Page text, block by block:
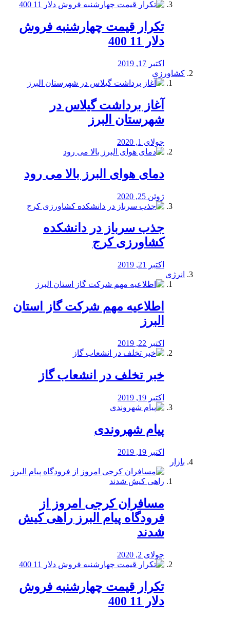
تکرار قیمت چهارشنبه فروش
دلار 11 400
اکتبر 17, 2019
کشاورزی
آغاز برداشت گیلاس در
شهرستان البرز
جولای 1, 2020
دمای هوای البرز بالا می رود
ژوئن 25, 2020
جذب سرباز در دانشکده
کشاورزی کرج
اکتبر 21, 2019
انرژی
️اطلاعیه مهم شرکت گاز استان
البرز
اکتبر 22, 2019
خبر تخلف در انشعاب گاز
اکتبر 19, 2019
پیام شهروندی
اکتبر 19, 2019
بازار
مسافران کرجی امروز از
فرودگاه پیام البرز راهی کیش
شدند
جولای 2, 2020
تکرار قیمت چهارشنبه فروش
دلار 11 400